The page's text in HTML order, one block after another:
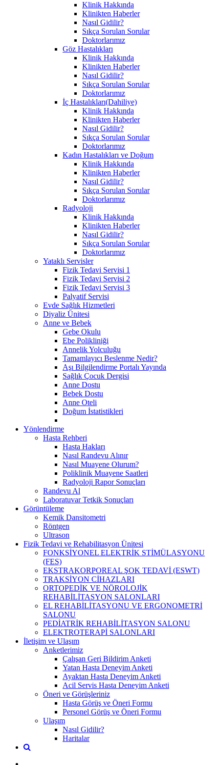
Klinik Hakkında
Klinikten Haberler
Nasıl Gidilir?
Sıkça Sorulan Sorular
Doktorlarımız
Göz Hastalıkları
Klinik Hakkında
Klinikten Haberler
Nasıl Gidilir?
Sıkça Sorulan Sorular
Doktorlarımız
İç Hastalıkları(Dahiliye)
Klinik Hakkında
Klinikten Haberler
Nasıl Gidilir?
Sıkça Sorulan Sorular
Doktorlarımız
Kadın Hastalıkları ve Doğum
Klinik Hakkında
Klinikten Haberler
Nasıl Gidilir?
Sıkça Sorulan Sorular
Doktorlarımız
Radyoloji
Klinik Hakkında
Klinikten Haberler
Nasıl Gidilir?
Sıkça Sorulan Sorular
Doktorlarımız
Yataklı Servisler
Fizik Tedavi Servisi 1
Fizik Tedavi Servisi 2
Fizik Tedavi Servisi 3
Palyatif Servisi
Evde Sağlık Hizmetleri
Diyaliz Ünitesi
Anne ve Bebek
Gebe Okulu
Ebe Polikliniği
Annelik Yolculuğu
Tamamlayıcı Beslenme Nedir?
Aşı Bilgilendirme Portalı Yayında
Sağlık Çocuk Dergisi
Anne Dostu
Bebek Dostu
Anne Oteli
Doğum İstatistikleri
Yönlendirme
Hasta Rehberi
Hasta Hakları
Nasıl Randevu Alınır
Nasıl Muayene Olurum?
Poliklinik Muayene Saatleri
Radyoloji Rapor Sonuçları
Randevu Al
Laboratuvar Tetkik Sonuçları
Görüntüleme
Kemik Dansitometri
Röntgen
Ultrason
Fizik Tedavi ve Rehabilitasyon Ünitesi
FONKSİYONEL ELEKTRİK STİMÜLASYONU
(FES)
EKSTRAKORPOREAL ŞOK TEDAVİ (ESWT)
TRAKSİYON CİHAZLARI
ORTOPEDİK VE NÖROLOJİK
REHABİLİTASYON SALONLARI
EL REHABİLİTASYONU VE ERGONOMETRİ
SALONU
PEDİATRİK REHABİLİTASYON SALONU
ELEKTROTERAPİ SALONLARI
İletişim ve Ulaşım
Anketlerimiz
Çalışan Geri Bildirim Anketi
Yatan Hasta Deneyim Anketi
Ayaktan Hasta Deneyim Anketi
Acil Servis Hasta Deneyim Anketi
Öneri ve Görüşleriniz
Hasta Görüş ve Öneri Formu
Personel Görüş ve Öneri Formu
Ulaşım
Nasıl Gidilir?
Haritalar